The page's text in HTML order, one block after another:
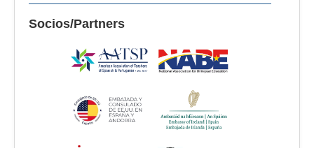
Socios/Partners